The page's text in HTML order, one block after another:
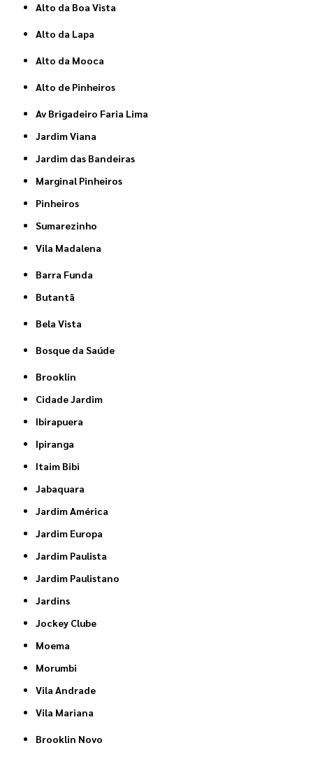
Alto da Boa Vista
Alto da Lapa
Alto da Mooca
Alto de Pinheiros
Av Brigadeiro Faria Lima
Jardim Viana
Jardim das Bandeiras
Marginal Pinheiros
Pinheiros
Sumarezinho
Vila Madalena
Barra Funda
Butantã
Bela Vista
Bosque da Saúde
Brooklin
Cidade Jardim
Ibirapuera
Ipiranga
Itaim Bibi
Jabaquara
Jardim América
Jardim Europa
Jardim Paulista
Jardim Paulistano
Jardins
Jockey Clube
Moema
Morumbi
Vila Andrade
Vila Mariana
Brooklin Novo